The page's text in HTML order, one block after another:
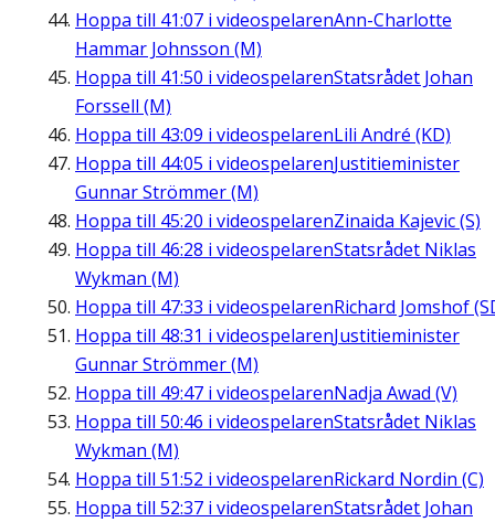
Hoppa till 41:07 i videospelarenAnn-Charlotte
Hammar Johnsson (M)
Hoppa till 41:50 i videospelarenStatsrådet Johan
Forssell (M)
Hoppa till 43:09 i videospelarenLili André (KD)
Hoppa till 44:05 i videospelarenJustitieminister
Gunnar Strömmer (M)
Hoppa till 45:20 i videospelarenZinaida Kajevic (S)
Hoppa till 46:28 i videospelarenStatsrådet Niklas
Wykman (M)
Hoppa till 47:33 i videospelarenRichard Jomshof
Hoppa till 48:31 i videospelarenJustitieminister
Gunnar Strömmer (M)
Hoppa till 49:47 i videospelarenNadja Awad (V)
Hoppa till 50:46 i videospelarenStatsrådet Niklas
Wykman (M)
Hoppa till 51:52 i videospelarenRickard Nordin (C)
Hoppa till 52:37 i videospelarenStatsrådet Johan